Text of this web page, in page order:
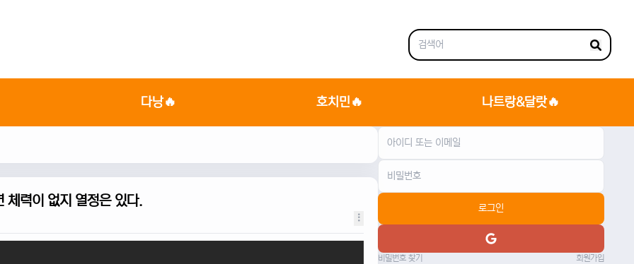
다낭🔥 호치민🔥 나트랑&달랏🔥
체력이 없지 열정은 있다. 로그인
비밀번호 찾기 회원가입